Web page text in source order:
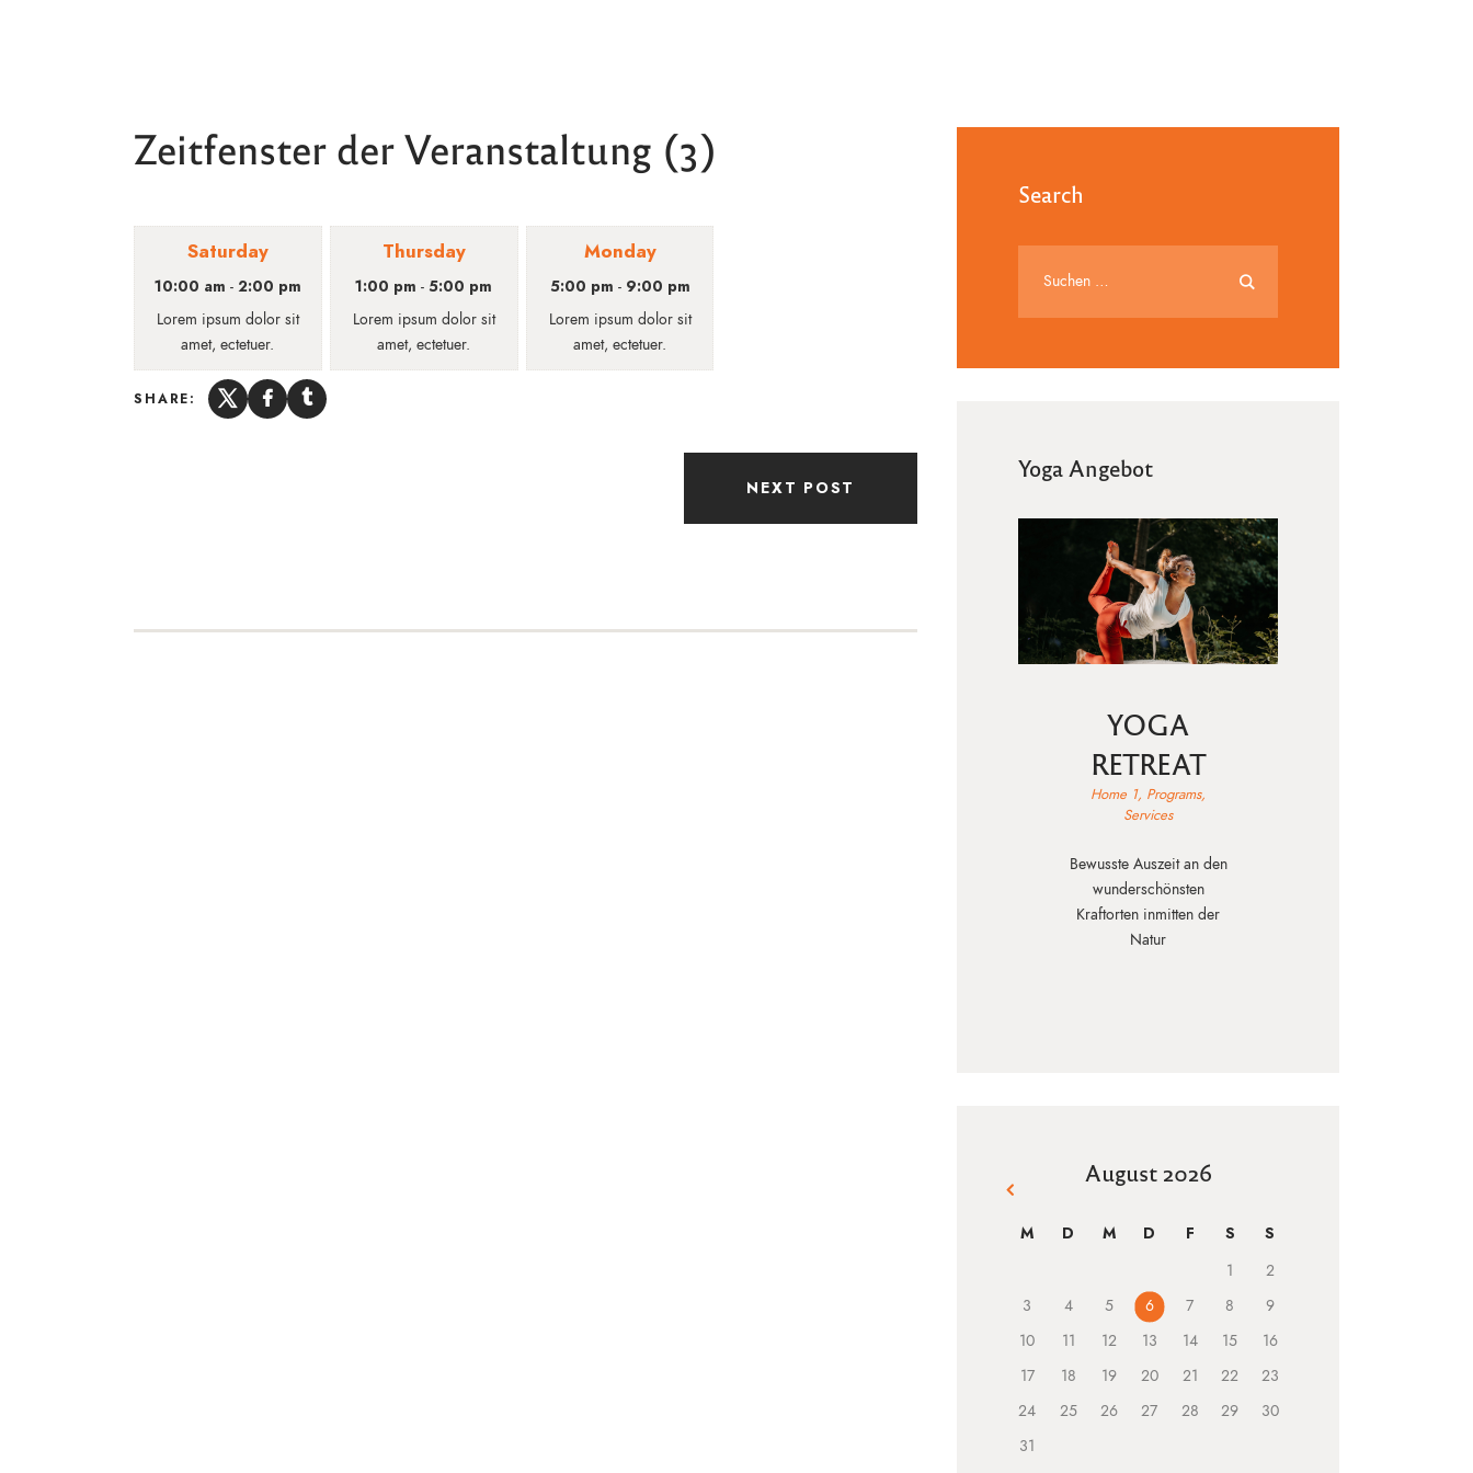
Zeitfenster der Veranstaltung (3)
Saturday
10:00 am - 2:00 pm
Lorem ipsum dolor sit
amet, ectetuer.
Thursday
1:00 pm - 5:00 pm
Lorem ipsum dolor sit
amet, ectetuer.
Monday
5:00 pm - 9:00 pm
Lorem ipsum dolor sit
amet, ectetuer.
SHARE:
NEXT POST
Search
Yoga Angebot
YOGA
RETREAT
Home 1, Programs,
Services
Bewusste Auszeit an den
wunderschönsten
Kraftorten inmitten der
Natur
August 2026
M D M D F S S
1
2
3
4 5 6 7 8
9
10
11 12 13 14 15
16
17
18 19 20 21 22
23
24
25 26 27 28 29
30
31
« März